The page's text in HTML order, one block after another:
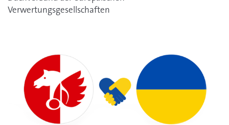
Verwertungsgesellschaften